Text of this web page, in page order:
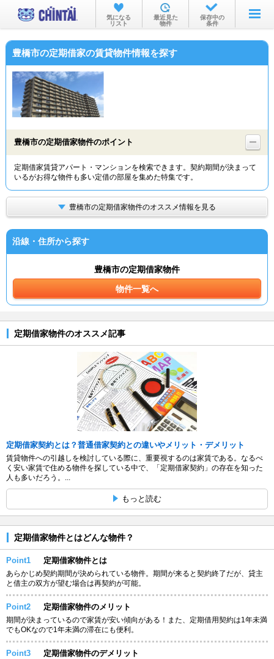
お部屋を探す
沿線・駅から
物件特集から
TOP
気になる
リスト
最近見た
物件
保存中の
条件
豊橋市の定期借家の賃貸物件情報を探す
豊橋市の定期借家物件のポイント
定期借家賃貸アパート・マンションを検索できます。契約期間が決まって
いるがお得な物件も多い定借の部屋を集めた特集です。
豊橋市の定期借家物件のオススメ情報を見る
沿線・住所から探す
豊橋市の定期借家物件
物件一覧へ
定期借家物件のオススメ記事
定期借家契約とは？普通借家契約との違いやメリット・デメリット
賃貸物件への引越しを検討している際に、重要視するのは家賃である。なるべ
く安い家賃で住める物件を探している中で、「定期借家契約」の存在を知った
人も多いだろう。...
もっと読む
定期借家物件とはどんな物件？
Point1 定期借家物件とは
あらかじめ契約期間が決められている物件。期間が来ると契約終了だが、貸主
と借主の双方が望む場合は再契約が可能。
Point2 定期借家物件のメリット
期間が決まっているので家賃が安い傾向がある！また、定期借用契約は1年未満
でもOKなので1年未満の滞在にも便利。
Point3 定期借家物件のデメリット